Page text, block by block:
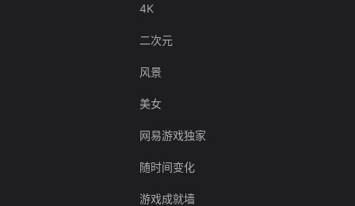
4K
二次元
风景
美女
网易游戏独家
随时间变化
游戏成就墙